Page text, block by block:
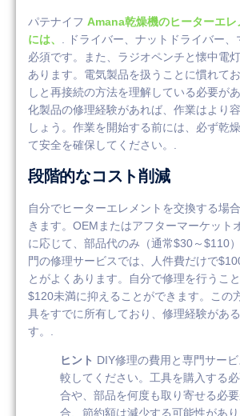
パテナイフ Amana乾燥機のヒーターエレ
には、 . ドライバー、ナットドライバー
必須です。また、ラジオペンチと懐中電
あります。電気製品を扱うことに慣れて
しと再接続の方法を理解している必要が
化製品の修理経験があれば、作業はより
しょう。作業を開始する前には、必ず乾
て安全を確保してください。.
段階的なコスト削減
自分でヒーターエレメントを交換する場
きます。OEMまたはアフターマーケット
に応じて、部品代のみ（通常$30～$110
門の修理サービスでは、人件費だけで
とがよくあります。自分で修理を行うこ
$120未満に抑えることができます。この
具をすでに所有しており、修理経験があ
す。.
ヒント DIY修理の費用と専門サー
較してください。工具を購入する
合や、部品を何度も取り寄せる必
合、節約額は減少する可能性があ